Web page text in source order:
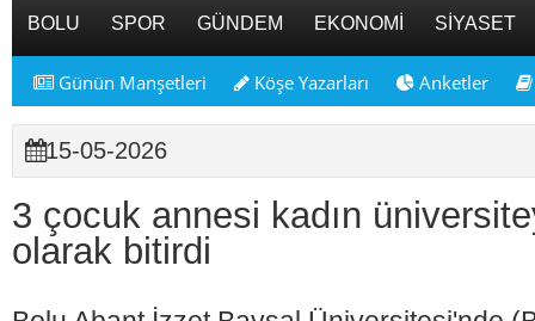
BOLU SPOR GÜNDEM EKONOMİ SİYASET
Günün Manşetleri Köşe Yazarları Anketler
15-05-2026
3 çocuk annesi kadın
olarak bitirdi